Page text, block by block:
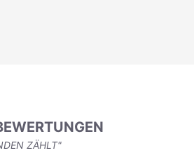
ZÄHLT"